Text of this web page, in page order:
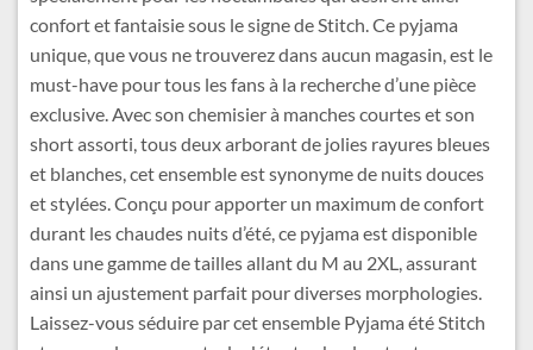
confort et fantaisie sous le signe de Stitch. Ce pyjama
unique, que vous ne trouverez dans aucun magasin, est le
must-have pour tous les fans à la recherche d’une pièce
exclusive. Avec son chemisier à manches courtes et son
short assorti, tous deux arborant de jolies rayures bleues
et blanches, cet ensemble est synonyme de nuits douces
et stylées. Conçu pour apporter un maximum de confort
durant les chaudes nuits d’été, ce pyjama est disponible
dans une gamme de tailles allant du M au 2XL, assurant
ainsi un ajustement parfait pour diverses morphologies.
Laissez-vous séduire par cet ensemble Pyjama été Stitch